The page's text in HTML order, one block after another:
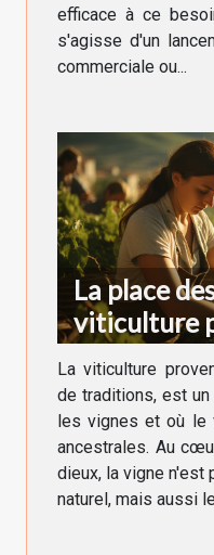
efficace à ce
s'agisse d'un
commerciale ou...
La place
viticulture
La viticulture
de traditions, est
les vignes et où le
ancestrales. Au
dieux, la vigne n'est
naturel, mais aussi